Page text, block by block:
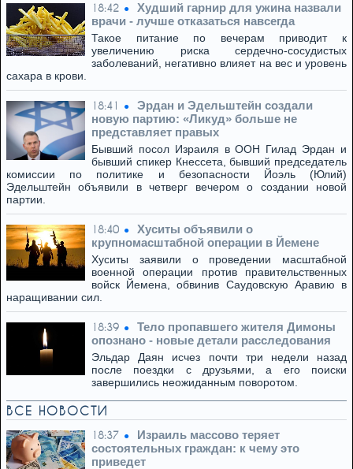
18:42
Худший гарнир для ужина назвали
врачи - лучше отказаться навсегда
Такое питание по вечерам приводит к
увеличению риска сердечно-сосудистых
заболеваний, негативно влияет на вес и уровень
сахара в крови.
18:41
Эрдан и Эдельштейн создали
новую партию: «Ликуд» больше не
представляет правых
Бывший посол Израиля в ООН Гилад Эрдан и
бывший спикер Кнессета, бывший председатель
комиссии по политике и безопасности Йоэль (Юлий)
Эдельштейн объявили в четверг вечером о создании новой
партии.
18:40
Хуситы объявили о
крупномасштабной операции в Йемене
Хуситы заявили о проведении масштабной
военной операции против правительственных
войск Йемена, обвинив Саудовскую Аравию в
наращивании сил.
18:39
Тело пропавшего жителя Димоны
опознано - новые детали расследования
Эльдар Даян исчез почти три недели назад
после поездки с друзьями, а его поиски
завершились неожиданным поворотом.
ВСЕ НОВОСТИ
18:37
Израиль массово теряет
состоятельных граждан: к чему это
приведет